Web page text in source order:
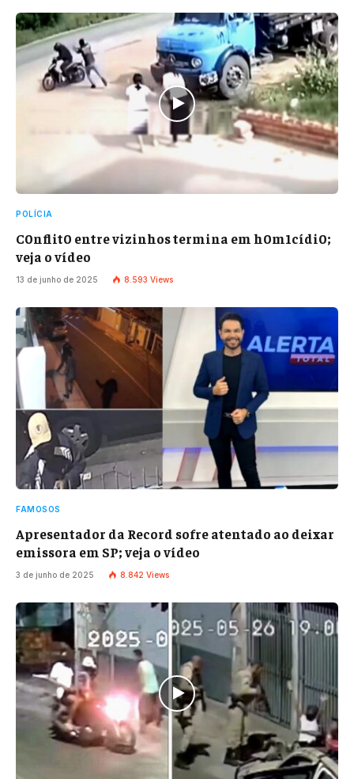
POLÍCIA
C0nflit0 entre vizinhos termina em h0m1cídi0;
veja o vídeo
13 de junho de 2025 8.593 Views
FAMOSOS
Apresentador da Record sofre atentado ao deixar
emissora em SP; veja o vídeo
3 de junho de 2025 8.842 Views